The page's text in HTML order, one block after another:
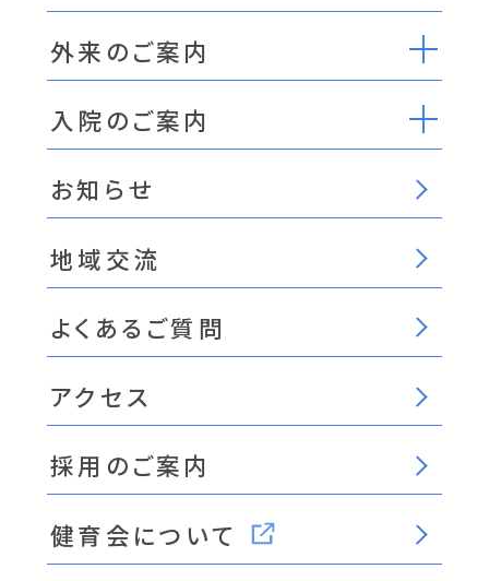
外来のご案内
入院のご案内
お知らせ
地域交流
よくあるご質問
アクセス
採用のご案内
健育会について